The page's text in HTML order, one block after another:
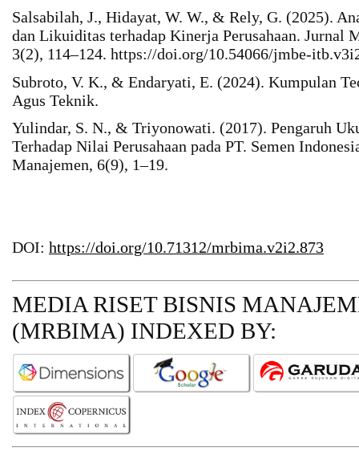
Salsabilah, J., Hidayat, W. W., & Rely, G. (2025).
dan Likuiditas terhadap Kinerja Perusahaan. Jurnal
3(2), 114–124. https://doi.org/10.54066/jmbe-
Subroto, V. K., & Endaryati, E. (2024). Kumpulan
Agus Teknik.
Yulindar, S. N., & Triyonowati. (2017). Pengaruh
Terhadap Nilai Perusahaan pada PT. Semen
Manajemen, 6(9), 1–19.
DOI: https://doi.org/10.71312/mrbima.v2i2.873
MEDIA RISET BISNIS
(MRBIMA) INDEXED BY: